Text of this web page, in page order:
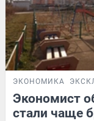
ЭКОНОМИКА
Экономист
стали чаще